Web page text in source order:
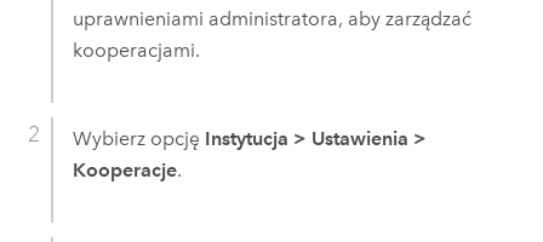
uprawnieniami administratora, aby zarządzać
kooperacjami.
Wybierz opcję Instytucja > Ustawienia >
Kooperacje.